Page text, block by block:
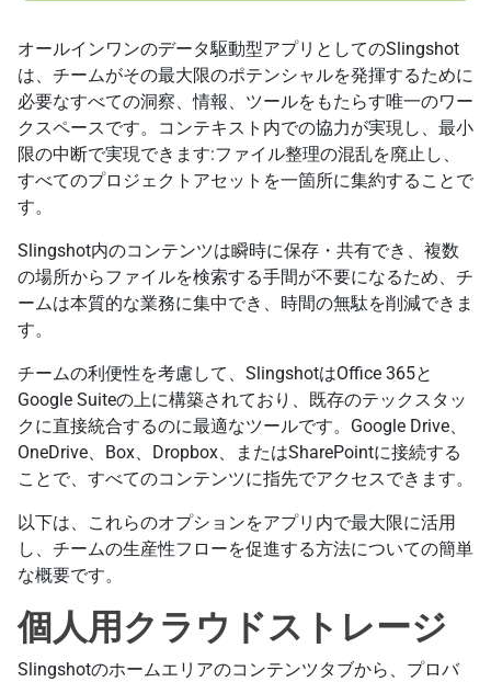
オールインワンのデータ駆動型アプリとしてのSlingshot
は、チームがその最大限のポテンシャルを発揮するために
必要なすべての洞察、情報、ツールをもたらす唯一のワー
クスペースです。コンテキスト内での協力が実現し、最小
限の中断で実現できます:ファイル整理の混乱を廃止し、
すべてのプロジェクトアセットを一箇所に集約することで
す。
Slingshot内のコンテンツは瞬時に保存・共有でき、複数
の場所からファイルを検索する手間が不要になるため、チ
ームは本質的な業務に集中でき、時間の無駄を削減できま
す。
チームの利便性を考慮して、SlingshotはOffice 365と
Google Suiteの上に構築されており、既存のテックスタッ
クに直接統合するのに最適なツールです。Google Drive、
OneDrive、Box、Dropbox、またはSharePointに接続する
ことで、すべてのコンテンツに指先でアクセスできます。
以下は、これらのオプションをアプリ内で最大限に活用
し、チームの生産性フローを促進する方法についての簡単
な概要です。
個人用クラウドストレージ
Slingshotのホームエリアのコンテンツタブから、プロバ